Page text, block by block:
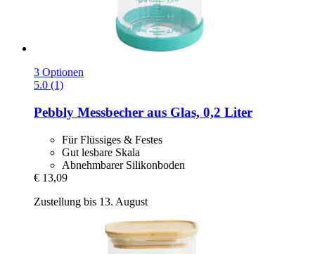
3 Optionen
5.0 (1)
Pebbly Messbecher aus Glas, 0,2 Liter
Für Flüssiges & Festes
Gut lesbare Skala
Abnehmbarer Silikonboden
€ 13,09
Zustellung bis 13. August